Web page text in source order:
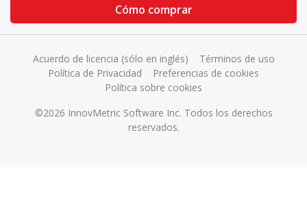
Cómo comprar
©2026 InnovMetric Software Inc. Todos los derechos
reservados.
Acuerdo de licencia (sólo en inglés)
Términos de uso
Política de Privacidad
Preferencias de cookies
Política sobre cookies